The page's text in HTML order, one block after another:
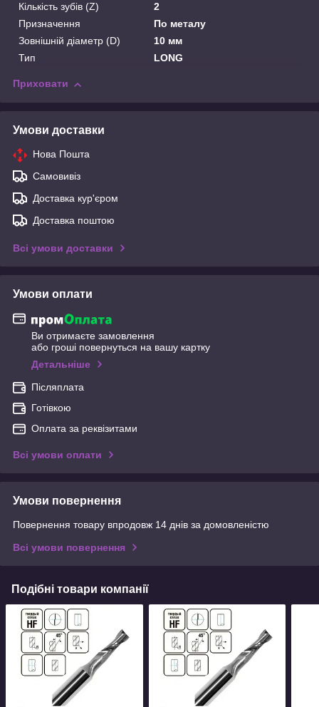
Кількість зубів (Z)
2
Призначення
По металу
Зовнішній діаметр (D)
10 мм
Тип
LONG
Приховати
Умови доставки
Нова Пошта
Самовивіз
Доставка кур'єром
Доставка поштою
Всі умови доставки
Умови оплати
Ви отримаєте замовлення
або гроші повернуться на вашу картку
Детальніше
Післяплата
Готівкою
Оплата за реквізитами
Всі умови оплати
Умови повернення
Повернення товару впродовж 14 днів за домовленістю
Всі умови повернення
Подібні товари компанії